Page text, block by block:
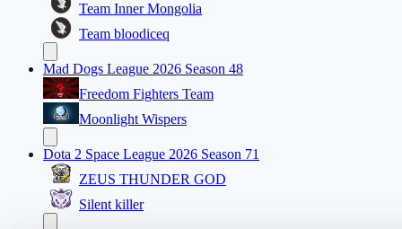
Team Inner Mongolia
Team bloodiceq
Mad Dogs League 2026 Season 48
Freedom Fighters Team
Moonlight Wispers
Dota 2 Space League 2026 Season 71
ZEUS THUNDER GOD
Silent killer